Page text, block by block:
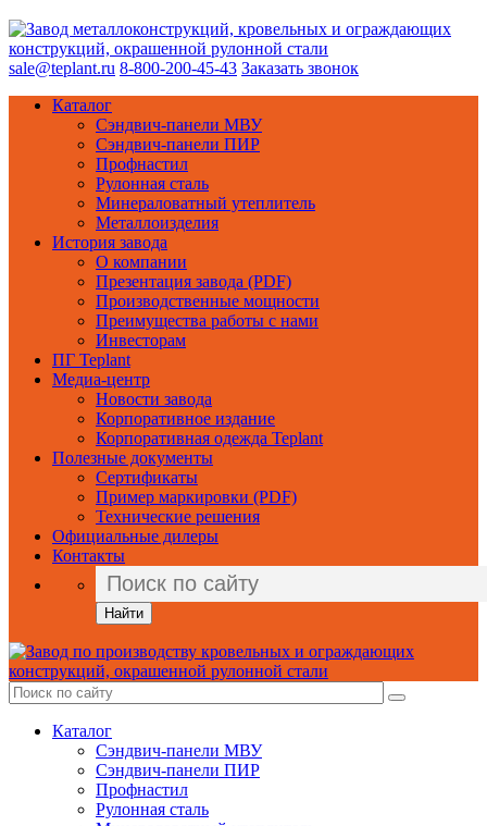
sale@teplant.ru 8-800-200-45-43 Заказать звонок
Каталог
Сэндвич-панели МВУ
Сэндвич-панели ПИР
Профнастил
Рулонная сталь
Минераловатный утеплитель
Металлоизделия
История завода
О компании
Презентация завода (PDF)
Производственные мощности
Преимущества работы с нами
Инвесторам
ПГ Teplant
Медиа-центр
Новости завода
Корпоративное издание
Корпоративная одежда Teplant
Полезные документы
Сертификаты
Пример маркировки (PDF)
Технические решения
Официальные дилеры
Контакты
Найти
Каталог
Сэндвич-панели МВУ
Сэндвич-панели ПИР
Профнастил
Рулонная сталь